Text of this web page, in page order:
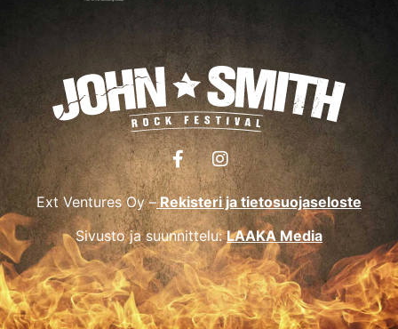
Ext Ventures Oy – Rekisteri ja tietosuojaseloste
Sivusto ja suunnittelu:LAAKA Media